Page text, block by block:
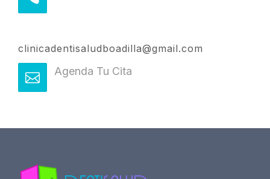
clinicadentisaludboadilla@gmail.com
Agenda Tu Cita